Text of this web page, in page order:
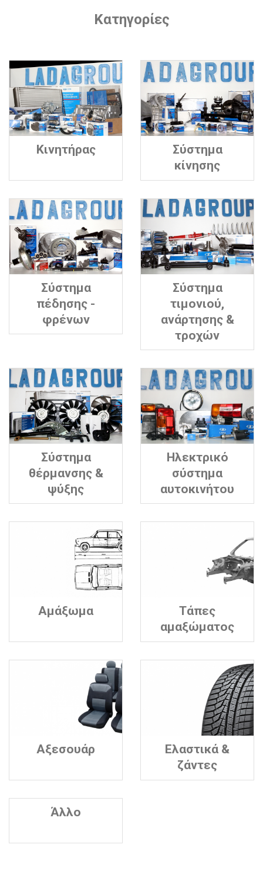
Κατηγορίες
Κινητήρας
Σύστημα
κίνησης
Σύστημα
πέδησης -
φρένων
Σύστημα
τιμονιού,
ανάρτησης &
τροχών
Σύστημα
θέρμανσης &
ψύξης
Ηλεκτρικό
σύστημα
αυτοκινήτου
Αμάξωμα
Τάπες
αμαξώματος
Αξεσουάρ
Ελαστικά &
ζάντες
Άλλο